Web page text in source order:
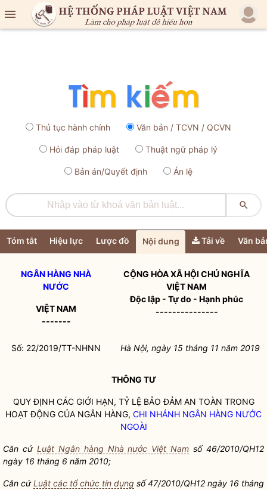

Thủ tục hành chính Văn bản / TCVN / QCVN
Hỏi đáp pháp luật Thuật ngữ pháp lý
Bản án/Quyết định Án lệ

Tóm tắt Hiệu lực Lược đồ Nội dung Tải về Văn
NGÂN HÀNG NHÀ
NƯỚC
VIỆT NAM
-------
CỘNG HÒA XÃ HỘI CHỦ NGHĨA
VIỆT NAM
Độc lập - Tự do - Hạnh phúc
---------------
Số: 22/2019/TT-NHNN Hà Nội, ngày 15 tháng 11 năm 2019
THÔNG TƯ
QUY ĐỊNH CÁC GIỚI HẠN, TỶ LỆ BẢO ĐẢM AN TOÀN TRONG
HOẠT ĐỘNG CỦA NGÂN HÀNG, CHI NHÁNH NGÂN HÀNG NƯỚC
NGOÀI
Căn cứ Luật Ngân hàng Nhà nước Việt Nam số46/2010/QH12
ngày 16 tháng 6 năm 2010;
Căn cứLuật các tổ chức tín dụng số47/2010/QH12 ngày 16 tháng